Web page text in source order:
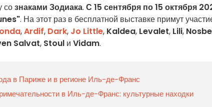
сознаками Зодиака. С 15 сентября по 15 октября
. На этот раз в бесплатной выставке примут
,Ardif, Dark, Jo Little, Kaldea, Levalet, Lili, Nosbe
Salvat, Stoul и Vidam.
в Париже и в регионе Иль-де-Франс
в Иль-де-Франс: культурные находки